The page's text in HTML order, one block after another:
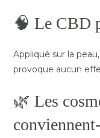
🧠 Le CBD
Appliqué sur la
provoque aucun
🌿 Les